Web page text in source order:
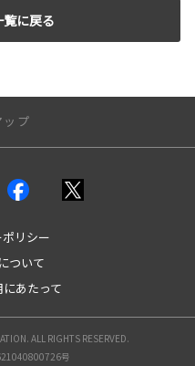
に戻る
ップ
リシー
ついて
あたって
ALL RIGHTS RESERVED.
号